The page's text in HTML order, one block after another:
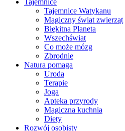
Tajemnice
Tajemnice Watykanu
Magiczny świat zwierząt
Błękitna Planeta
Wszechświat
Co może mózg
Zbrodnie
Natura pomaga
Uroda
Terapie
Joga
Apteka przyrody
Magiczna kuchnia
Diety
Rozwój osobisty